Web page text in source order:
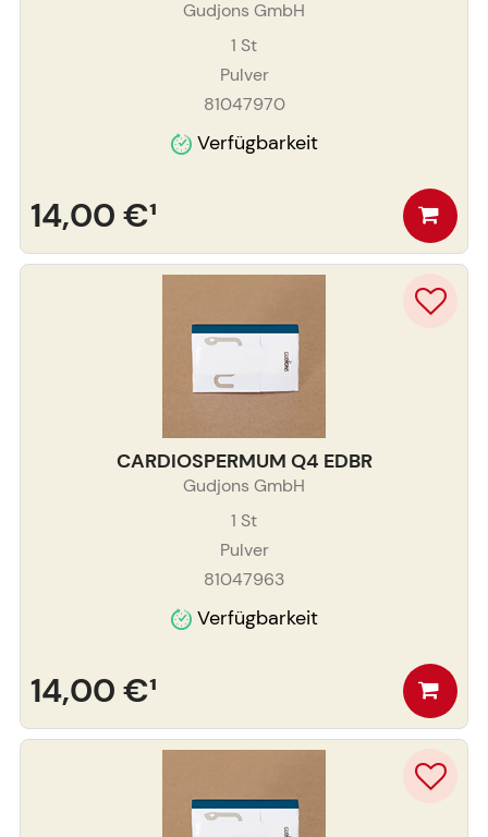
Gudjons GmbH
1 St
Pulver
81047970
Verfügbarkeit
14,00 €¹
CARDIOSPERMUM Q4 EDBR
Gudjons GmbH
1 St
Pulver
81047963
Verfügbarkeit
14,00 €¹